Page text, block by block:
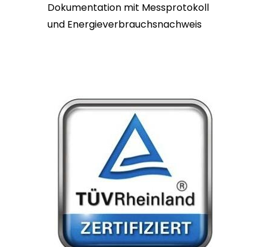
Dokumentation mit Messprotokoll
und Energieverbrauchsnachweis